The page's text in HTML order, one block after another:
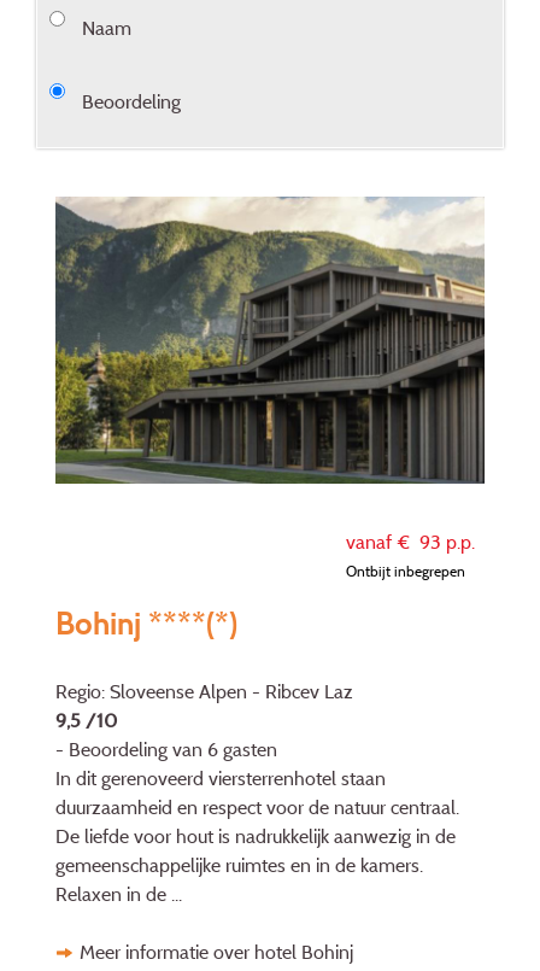
Naam
Beoordeling
vanaf € 93 p.p.
Ontbijt inbegrepen
Bohinj ****(*)
Regio: Sloveense Alpen - Ribcev Laz
9,5 /10
- Beoordeling van 6 gasten
In dit gerenoveerd viersterrenhotel staan
duurzaamheid en respect voor de natuur centraal.
De liefde voor hout is nadrukkelijk aanwezig in de
gemeenschappelijke ruimtes en in de kamers.
Relaxen in de ...
Meer informatie over hotel Bohinj